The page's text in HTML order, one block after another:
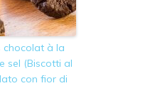
chocolat à la
sel (Biscotti al
con fior di